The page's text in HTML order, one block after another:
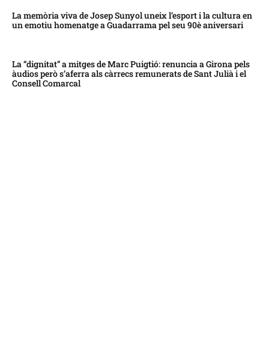
La memòria viva de Josep Sunyol uneix l’esport i la cultura en
un emotiu homenatge a Guadarrama pel seu 90è aniversari
La “dignitat” a mitges de Marc Puigtió: renuncia a Girona pels
àudios però s’aferra als càrrecs remunerats de Sant Julià i el
Consell Comarcal